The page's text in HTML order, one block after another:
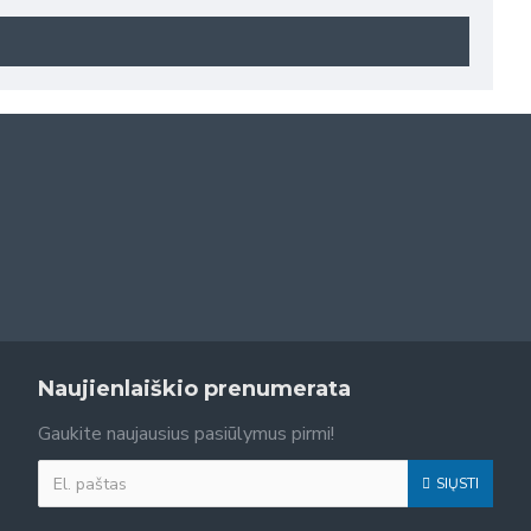
Naujienlaiškio prenumerata
Gaukite naujausius pasiūlymus pirmi!
SIŲSTI